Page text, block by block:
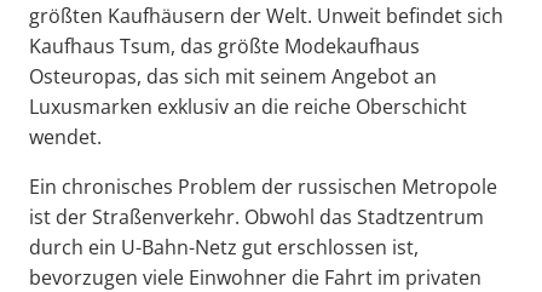
größten Kaufhäusern der Welt. Unweit befindet sich
Kaufhaus Tsum, das größte Modekaufhaus
Osteuropas, das sich mit seinem Angebot an
Luxusmarken exklusiv an die reiche Oberschicht
wendet.
Ein chronisches Problem der russischen Metropole
ist der Straßenverkehr. Obwohl das Stadtzentrum
durch ein U-Bahn-Netz gut erschlossen ist,
bevorzugen viele Einwohner die Fahrt im privaten